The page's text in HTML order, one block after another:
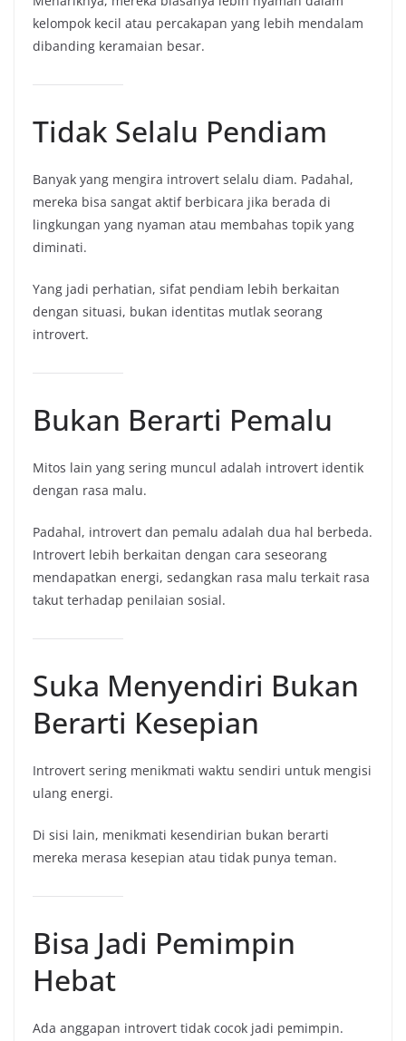
kelompok kecil atau percakapan yang lebih mendalam
dibanding keramaian besar.
Tidak Selalu Pendiam
Banyak yang mengira introvert selalu diam. Padahal,
mereka bisa sangat aktif berbicara jika berada di
lingkungan yang nyaman atau membahas topik yang
diminati.
Yang jadi perhatian, sifat pendiam lebih berkaitan
dengan situasi, bukan identitas mutlak seorang
introvert.
Bukan Berarti Pemalu
Mitos lain yang sering muncul adalah introvert identik
dengan rasa malu.
Padahal, introvert dan pemalu adalah dua hal berbeda.
Introvert lebih berkaitan dengan cara seseorang
mendapatkan energi, sedangkan rasa malu terkait rasa
takut terhadap penilaian sosial.
Suka Menyendiri Bukan
Berarti Kesepian
Introvert sering menikmati waktu sendiri untuk mengisi
ulang energi.
Di sisi lain, menikmati kesendirian bukan berarti
mereka merasa kesepian atau tidak punya teman.
Bisa Jadi Pemimpin
Hebat
Ada anggapan introvert tidak cocok jadi pemimpin.